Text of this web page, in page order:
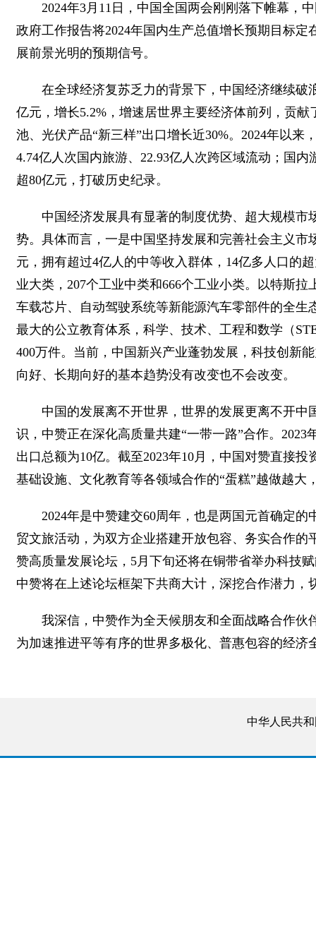
2024年3月11日，中国全国两会刚刚落下帷幕，
政府工作报告将2024年国内生产总值增长预期目标
展前景光明的预期信号。
在全球经济复苏乏力的背景下，中国经济继续破
亿元，增长5.2%，增速居世界主要经济体前列，贡
池、光伏产品“新三样”出口增长近30%。2024年以
4.74亿人次国内旅游、22.93亿人次跨区域流动；国
超80亿元，打破历史纪录。
中国经济发展具有显著的制度优势、超大规模
势。具体而言，一是中国坚持发展和完善社会主义
元，拥有超过4亿人的中等收入群体，14亿多人口的
业大类，207个工业中类和666个工业小类。以特斯
车载芯片、自动驾驶系统等新能源汽车零部件的全
最大的公立教育体系，科学、技术、工程和数学（
400万件。当前，中国新兴产业蓬勃发展，科技创新
向好、长期向好的基本趋势没有改变也不会改变。
中国的发展离不开世界，世界的发展更离不开
识，中赞正在深化高质量共建“一带一路”合作。
出口总额为10亿。截至2023年10月，中国对赞直接
基础设施、文化教育等各领域合作的“蛋糕”越做越
2024年是中赞建交60周年，也是两国元首确定
贸文旅活动，为双方企业搭建开放包容、务实合作
赞高质量发展论坛，5月下旬还将在铜带省举办科技
中赞将在上述论坛框架下共商大计，深挖合作潜力，
我深信，中赞作为全天候朋友和全面战略合作
为加速推进平等有序的世界多极化、普惠包容的经
中华人民共